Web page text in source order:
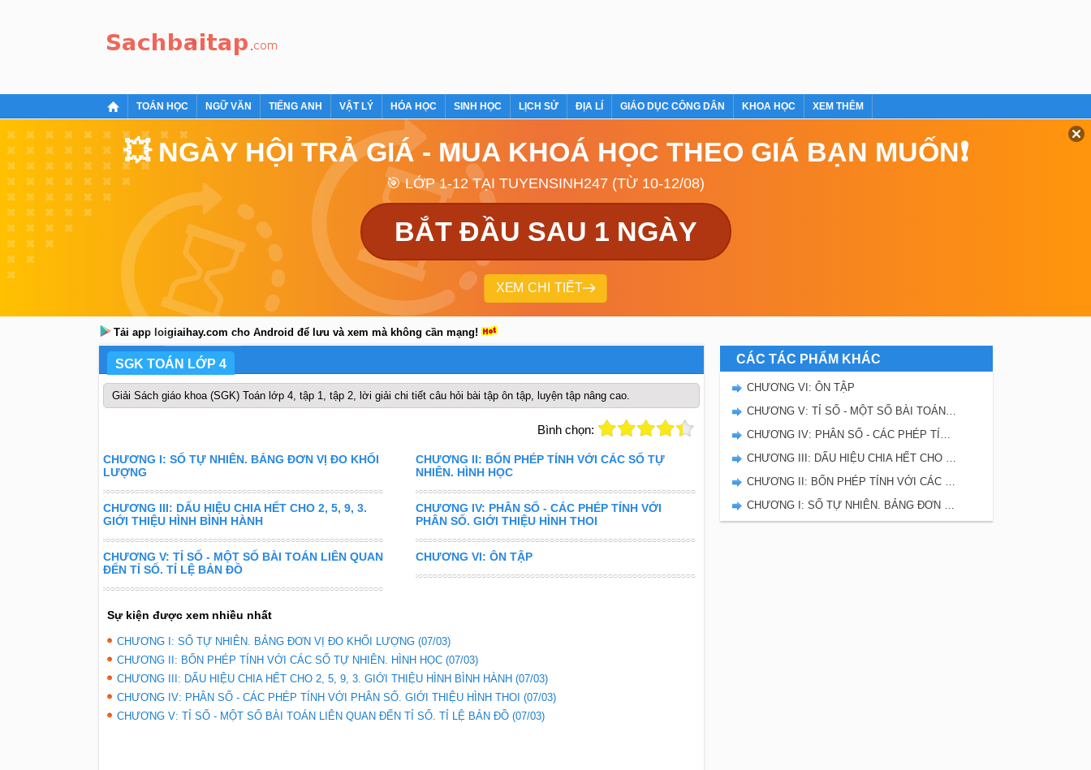
TOÁN HỌC NGỮ VĂN TIẾNG ANH VẬT LÝ HÓA HỌC SINH HỌC LỊCH SỬ ĐỊA LÍ GIÁO DỤC CÔNG DÂN KHOA HỌC XEM THÊM
💥 NGÀY HỘI TRẢ GIÁ - MUA KHOÁ HỌC THEO GIÁ BẠN MUỐN❗
🎯 LỚP 1-12 TẠI TUYENSINH247 (TỪ 10-12/08)
BẮT ĐẦU SAU 1 NGÀY
XEM CHI TIẾT
Tải app loigiaihay.com cho Android để lưu và xem mà không cần mạng!
SGK TOÁN LỚP 4
Giải Sách giáo khoa (SGK) Toán lớp 4, tập 1, tập 2, lời giải chi tiết câu hỏi bài tập ôn tập, luyện tập nâng cao.
Bình chọn:
CHƯƠNG I: SỐ TỰ NHIÊN. BẢNG ĐƠN VỊ ĐO KHỐI
LƯỢNG
CHƯƠNG II: BỐN PHÉP TÍNH VỚI CÁC SỐ TỰ
NHIÊN. HÌNH HỌC
CHƯƠNG III: DẤU HIỆU CHIA HẾT CHO 2, 5, 9, 3.
GIỚI THIỆU HÌNH BÌNH HÀNH
CHƯƠNG IV: PHÂN SỐ - CÁC PHÉP TÍNH VỚI
PHÂN SỐ. GIỚI THIỆU HÌNH THOI
CHƯƠNG V: TỈ SỐ - MỘT SỐ BÀI TOÁN LIÊN QUAN
ĐẾN TỈ SỐ. TỈ LỆ BẢN ĐỒ
CHƯƠNG VI: ÔN TẬP
Sự kiện được xem nhiều nhất
CHƯƠNG I: SỐ TỰ NHIÊN. BẢNG ĐƠN VỊ ĐO KHỐI LƯỢNG (07/03)
CHƯƠNG II: BỐN PHÉP TÍNH VỚI CÁC SỐ TỰ NHIÊN. HÌNH HỌC (07/03)
CHƯƠNG III: DẤU HIỆU CHIA HẾT CHO 2, 5, 9, 3. GIỚI THIỆU HÌNH BÌNH HÀNH (07/03)
CHƯƠNG IV: PHÂN SỐ - CÁC PHÉP TÍNH VỚI PHÂN SỐ. GIỚI THIỆU HÌNH THOI (07/03)
CHƯƠNG V: TỈ SỐ - MỘT SỐ BÀI TOÁN LIÊN QUAN ĐẾN TỈ SỐ. TỈ LỆ BẢN ĐỒ (07/03)
CÁC TÁC PHẨM KHÁC
CHƯƠNG VI: ÔN TẬP
CHƯƠNG V: TỈ SỐ - MỘT SỐ BÀI TOÁN LIÊN QUAN ĐẾN TỈ SỐ. TỈ LỆ BẢN ĐỒ
CHƯƠNG IV: PHÂN SỐ - CÁC PHÉP TÍNH VỚI PHÂN SỐ. GIỚI THIỆU HÌNH THOI
CHƯƠNG III: DẤU HIỆU CHIA HẾT CHO 2, 5, 9, 3. GIỚI THIỆU HÌNH BÌNH HÀNH
CHƯƠNG II: BỐN PHÉP TÍNH VỚI CÁC SỐ TỰ NHIÊN. HÌNH HỌC
CHƯƠNG I: SỐ TỰ NHIÊN. BẢNG ĐƠN VỊ ĐO KHỐI LƯỢNG